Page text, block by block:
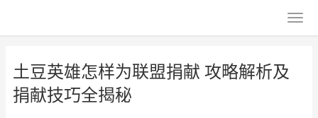
土豆英雄怎样为联盟捐献 攻略解析及
捐献技巧全揭秘